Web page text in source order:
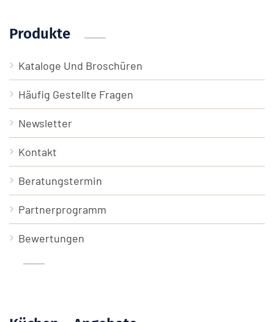
Produkte
Kataloge Und Broschüren
Häufig Gestellte Fragen
Newsletter
Kontakt
Beratungstermin
Partnerprogramm
Bewertungen